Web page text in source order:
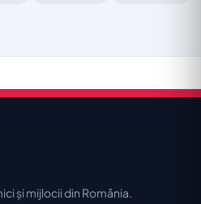
și mijlocii din România.